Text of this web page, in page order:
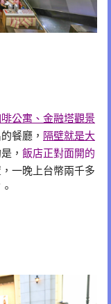
公寓、金融塔觀景
餐廳， 隔壁就是大
， 飯店正對面開的
一晚上台幣兩千多